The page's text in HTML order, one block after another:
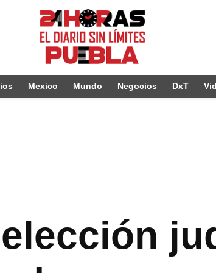
Mexico Mundo Negocios DxT